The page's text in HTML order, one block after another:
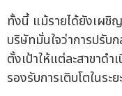
ทั้งนี้ แม้รายได้ยังเผ
บริษัทมั่นใจว่าการปรับ
ตั้งเป้าให้แต่ละสาขาด
รองรับการเติบโตในระย